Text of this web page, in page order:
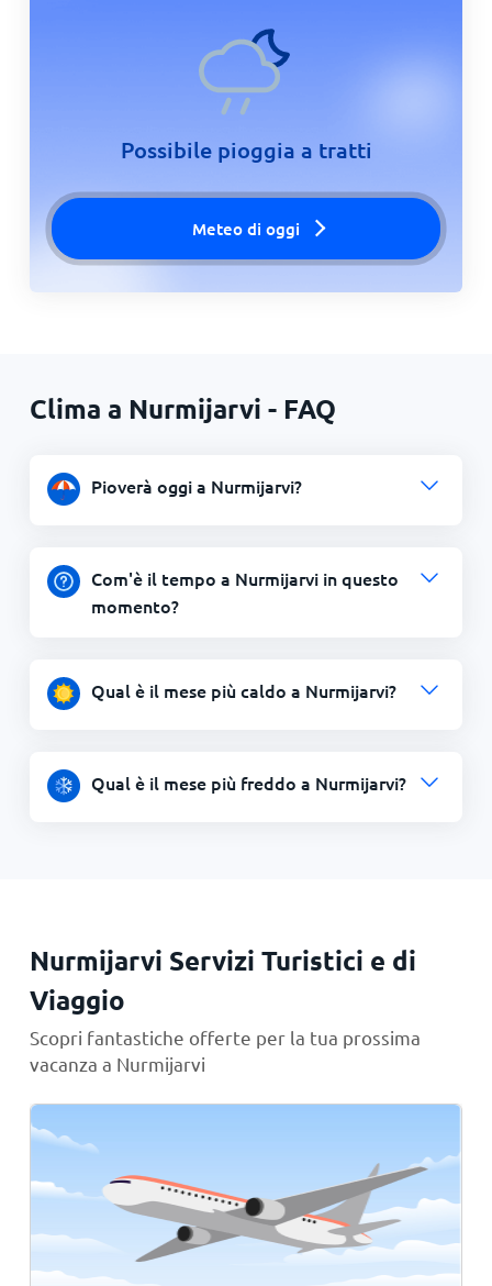
Possibile pioggia a tratti
Meteo di oggi
Clima a Nurmijarvi - FAQ
Pioverà oggi a Nurmijarvi?
Com'è il tempo a Nurmijarvi in questo
momento?
Qual è il mese più caldo a Nurmijarvi?
Qual è il mese più freddo a Nurmijarvi?
Nurmijarvi Servizi Turistici e di
Viaggio
Scopri fantastiche offerte per la tua prossima
vacanza a Nurmijarvi